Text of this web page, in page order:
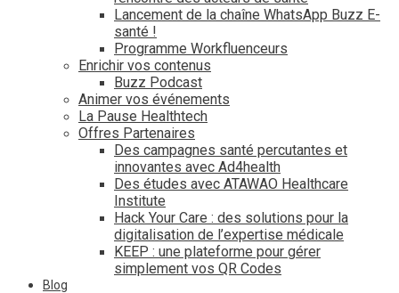
Lancement de la chaîne WhatsApp Buzz E-
santé !
Programme Workfluenceurs
Enrichir vos contenus
Buzz Podcast
Animer vos événements
La Pause Healthtech
Offres Partenaires
Des campagnes santé percutantes et
innovantes avec Ad4health
Des études avec ATAWAO Healthcare
Institute
Hack Your Care : des solutions pour la
digitalisation de l’expertise médicale
KEEP : une plateforme pour gérer
simplement vos QR Codes
Blog